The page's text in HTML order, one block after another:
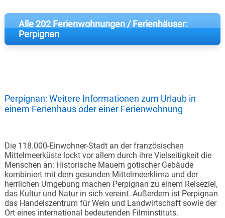
Alle 202 Ferienwohnungen / Ferienhäuser:
Perpignan
Perpignan: Weitere Informationen zum Urlaub in
einem Ferienhaus oder einer Ferienwohnung
Die 118.000-Einwohner-Stadt an der französischen
Mittelmeerküste lockt vor allem durch ihre Vielseitigkeit die
Menschen an: Historische Mauern gotischer Gebäude
kombiniert mit dem gesunden Mittelmeerklima und der
herrlichen Umgebung machen Perpignan zu einem Reiseziel,
das Kultur und Natur in sich vereint. Außerdem ist Perpignan
das Handelszentrum für Wein und Landwirtschaft sowie der
Ort eines international bedeutenden Filminstituts.